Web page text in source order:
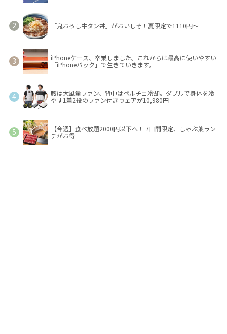
「鬼おろし牛タン丼」がおいしそ！夏限定で1110円～
iPhoneケース、卒業しました。これからは最高に使いやすい
「iPhoneバック」で生きていきます。
腰は大風量ファン、背中はペルチェ冷却。ダブルで身体を冷
やす1着2役のファン付きウェアが10,980円
【今週】食べ放題2000円以下へ！ 7日間限定、しゃぶ葉ラン
チがお得